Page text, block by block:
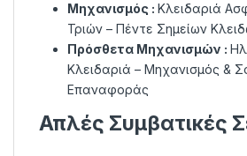
Μηχανισμός : Κλειδαριά
Τριών – Πέντε Σημείων
Πρόσθετα Μηχανισμών :
Κλειδαριά – Μηχανισμός &
Επαναφοράς
Απλές Συμβατικές